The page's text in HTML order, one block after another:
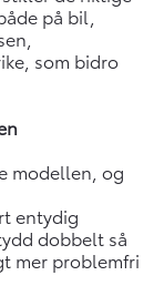
på bil,
som bidro
modellen, og
entydig
dobbelt så
mer problemfri